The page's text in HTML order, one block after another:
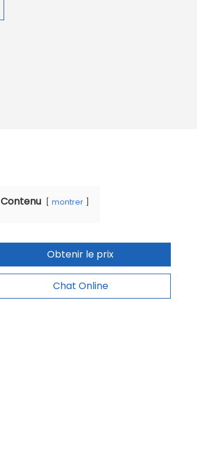
Contenu montrer
Obtenir le prix
Chat Online